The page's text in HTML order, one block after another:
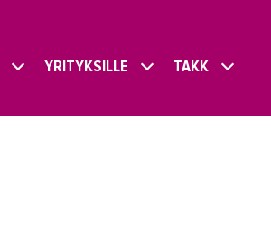
YRITYKSILLE TAKK